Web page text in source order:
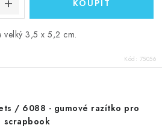
velký 3,5 x 5,2 cm.
Kód: 75056
/ 6088 - gumové razítko pro
scrapbook